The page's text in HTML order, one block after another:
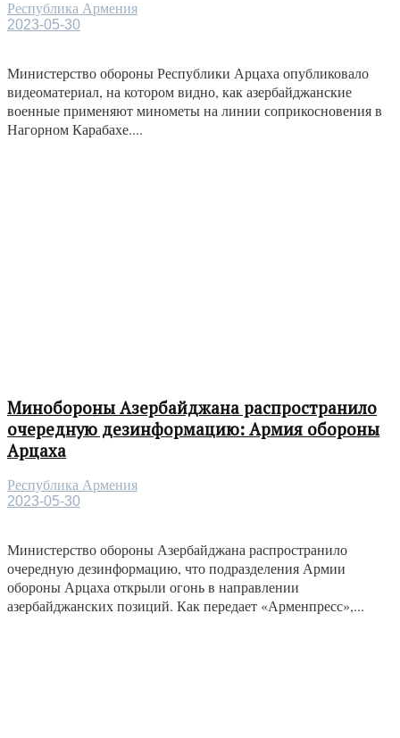
Республика Армения
2023-05-30
Министерство обороны Республики Арцаха опубликовало
видеоматериал, на котором видно, как азербайджанские
военные применяют минометы на линии соприкосновения в
Нагорном Карабахе....
Минобороны Азербайджана распространило
очередную дезинформацию: Армия обороны
Арцаха
Республика Армения
2023-05-30
Министерство обороны Азербайджана распространило
очередную дезинформацию, что подразделения Армии
обороны Арцаха открыли огонь в направлении
азербайджанских позиций. Как передает «Арменпресс»,...